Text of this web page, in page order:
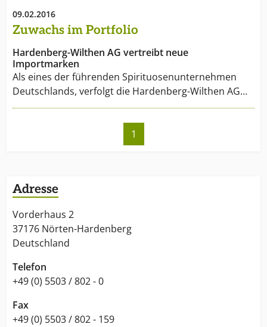
09.02.2016
Zuwachs im Portfolio
Hardenberg-Wilthen AG vertreibt neue
Importmarken
Als eines der führenden Spirituosenunternehmen
Deutschlands, verfolgt die Hardenberg-Wilthen AG…
1
Adresse
Vorderhaus 2
37176 Nörten-Hardenberg
Deutschland
Telefon
+49 (0) 5503 / 802 - 0
Fax
+49 (0) 5503 / 802 - 159